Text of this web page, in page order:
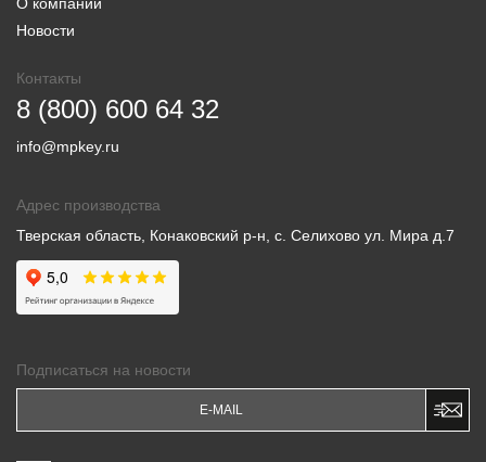
Новости
Контакты
8 (800) 600 64 32
info@mpkey.ru
Адрес производства
Тверская область, Конаковский р-н, с. Селихово ул. Мира д.7
Подписаться на новости